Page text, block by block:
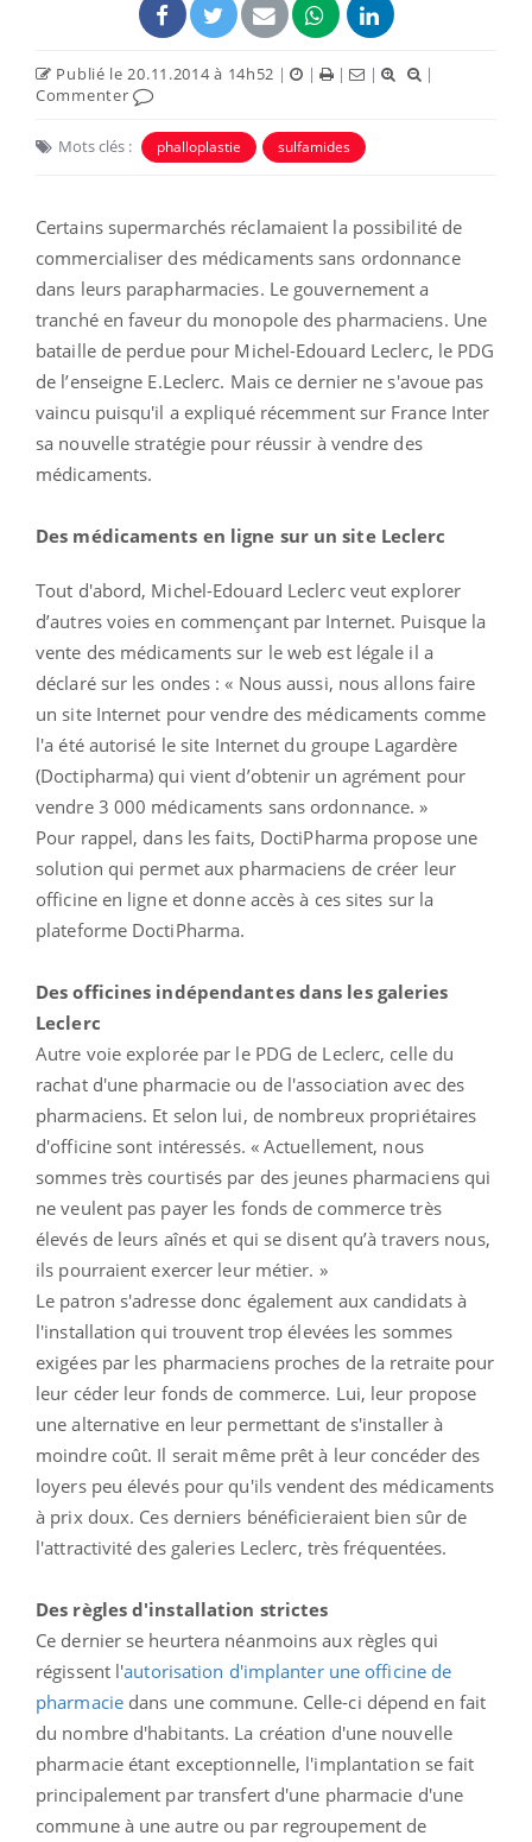
Publié le 20.11.2014 à 14h52 | | | |
|
Commenter
Mots clés : phalloplastie sulfamides
Certains supermarchés réclamaient la possibilité de
commercialiser des médicaments sans ordonnance
dans leurs parapharmacies. Le gouvernement a
tranché en faveur du monopole des pharmaciens. Une
bataille de perdue pour Michel-Edouard Leclerc, le PDG
de l’enseigne E.Leclerc. Mais ce dernier ne s'avoue pas
vaincu puisqu'il a expliqué récemment sur France Inter
sa nouvelle stratégie pour réussir à vendre des
médicaments.
Des médicaments en ligne sur un site Leclerc
Tout d'abord, Michel-Edouard Leclerc veut explorer
d’autres voies en commençant par Internet. Puisque la
vente des médicaments sur le web est légale il a
déclaré sur les ondes : « Nous aussi, nous allons faire
un site Internet pour vendre des médicaments comme
l'a été autorisé le site Internet du groupe Lagardère
(Doctipharma) qui vient d’obtenir un agrément pour
vendre 3 000 médicaments sans ordonnance. »
Pour rappel, dans les faits, DoctiPharma propose une
solution qui permet aux pharmaciens de créer leur
officine en ligne et donne accès à ces sites sur la
plateforme DoctiPharma.
Des officines indépendantes dans les galeries
Leclerc
Autre voie explorée par le PDG de Leclerc, celle du
rachat d'une pharmacie ou de l'association avec des
pharmaciens. Et selon lui, de nombreux propriétaires
d'officine sont intéressés. « Actuellement, nous
sommes très courtisés par des jeunes pharmaciens qui
ne veulent pas payer les fonds de commerce très
élevés de leurs aînés et qui se disent qu’à travers nous,
ils pourraient exercer leur métier. »
Le patron s'adresse donc également aux candidats à
l'installation qui trouvent trop élevées les sommes
exigées par les pharmaciens proches de la retraite pour
leur céder leur fonds de commerce. Lui, leur propose
une alternative en leur permettant de s'installer à
moindre coût. Il serait même prêt à leur concéder des
loyers peu élevés pour qu'ils vendent des médicaments
à prix doux. Ces derniers bénéficieraient bien sûr de
l'attractivité des galeries Leclerc, très fréquentées.
Des règles d'installation strictes
Ce dernier se heurtera néanmoins aux règles qui
régissent l'autorisation d'implanter une officine de
pharmaciedans une commune. Celle-ci dépend en fait
du nombre d'habitants. La création d'une nouvelle
pharmacie étant exceptionnelle, l'implantation se fait
principalement par transfert d'une pharmacie d'une
commune à une autre ou par regroupement de